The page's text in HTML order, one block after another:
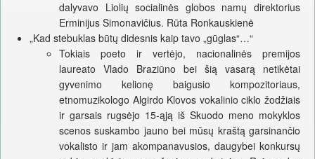
dalyvavo Liolių socialinės globos namų direktorius
Erminijus Simonavičius. Rūta Ronkauskienė
„Kad stebuklas būtų didesnis kaip tavo „gūglas“…“
Tokiais poeto ir vertėjo, nacionalinės premijos
laureato Vlado Braziūno bei šią vasarą netikėtai
gyvenimo kelionę baigusio kompozitoriaus,
etnomuzikologo Algirdo Klovos vokalinio ciklo žodžiais
ir garsais rugsėjo 15-ąją iš Skuodo meno mokyklos
scenos suskambo jauno bei mūsų kraštą garsinančio
vokalisto ir jam akompanavusios, daugybei konkursų